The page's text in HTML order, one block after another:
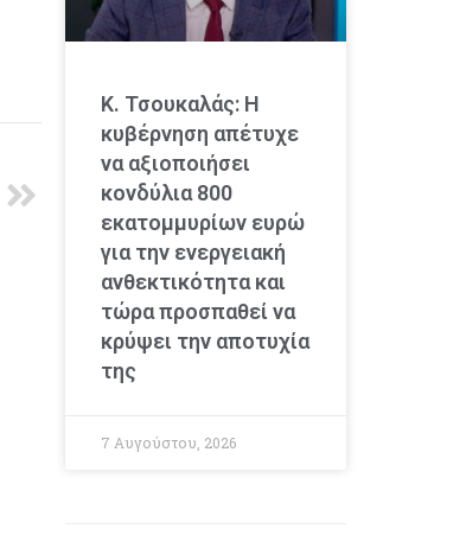
Κ. Τσουκαλάς: Η
κυβέρνηση απέτυχε
να αξιοποιήσει
κονδύλια 800
εκατομμυρίων ευρώ
για την ενεργειακή
ανθεκτικότητα και
τώρα προσπαθεί να
κρύψει την αποτυχία
της
7 Αυγούστου, 2026